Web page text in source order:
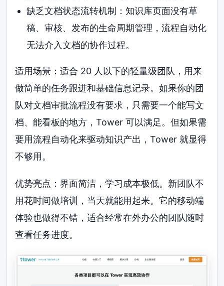
缺乏文档状态流转机制：知识库页面没有草
稿、审核、发布的生命周期管理，流程自动化
无法介入文档的协作过程。
适用场景：适合 20 人以下的轻量级团队，用来
做简单的任务跟进和基础信息记录。如果你的团
队对文档审批流程没有要求，只需要一个能写文
档、能看板的地方，Tower 可以满足。但如果需
要用流程自动化来驱动知识产出，Tower 就显得
不够用。
优势亮点：界面简洁，学习成本极低。新团队不
用花时间做培训，当天就能用起来。它的移动端
体验也做得不错，适合经常在外办公的团队随时
查看任务进度。